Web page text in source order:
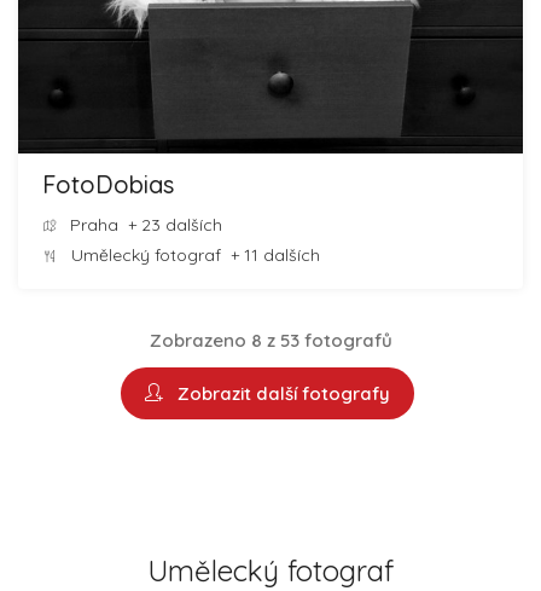
FotoDobias
Praha + 23 dalších
Umělecký fotograf + 11 dalších
Zobrazeno 8 z 53 fotografů
Zobrazit další fotografy
Umělecký fotograf